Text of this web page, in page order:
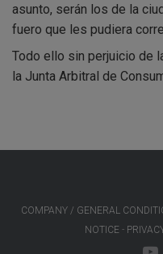
asunto, serán los de la
fuero que les pudiera
Todo ello sin perjuicio de
la Junta Arbitral de
COMPANY / GENERAL
NOTICE